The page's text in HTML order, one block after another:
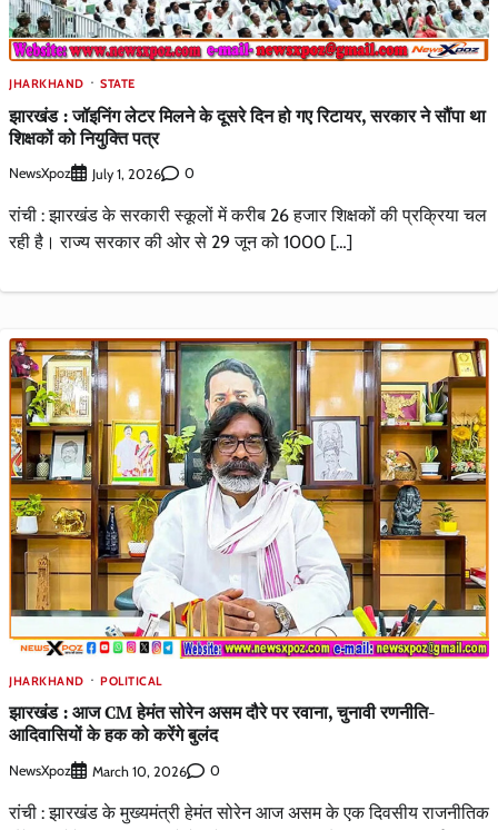
JHARKHAND STATE
झारखंड : जॉइनिंग लेटर मिलने के दूसरे दिन हो गए रिटायर, सरकार ने सौंपा था
शिक्षकों को नियुक्ति पत्र
NewsXpoz July 1, 2026 0
रांची : झारखंड के सरकारी स्कूलों में करीब 26 हजार शिक्षकों की प्रक्रिया चल
रही है। राज्य सरकार की ओर से 29 जून को 1000 […]
JHARKHAND POLITICAL
झारखंड : आज CM हेमंत सोरेन असम दौरे पर रवाना, चुनावी रणनीति-
आदिवासियों के हक को करेंगे बुलंद
NewsXpoz March 10, 2026 0
रांची : झारखंड के मुख्यमंत्री हेमंत सोरेन आज असम के एक दिवसीय राजनीतिक